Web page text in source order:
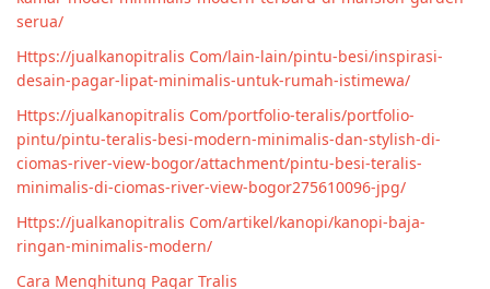
serua/
Https://jualkanopitralis Com/lain-lain/pintu-besi/inspirasi-
desain-pagar-lipat-minimalis-untuk-rumah-istimewa/
Https://jualkanopitralis Com/portfolio-teralis/portfolio-
pintu/pintu-teralis-besi-modern-minimalis-dan-stylish-di-
ciomas-river-view-bogor/attachment/pintu-besi-teralis-
minimalis-di-ciomas-river-view-bogor275610096-jpg/
Https://jualkanopitralis Com/artikel/kanopi/kanopi-baja-
ringan-minimalis-modern/
Cara Menghitung Pagar Tralis